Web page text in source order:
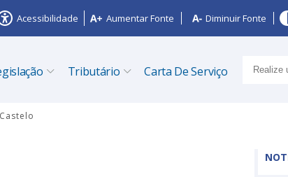
Acessibilidade Aumentar Fonte Diminuir Fonte
Tributário Carta De Serviço